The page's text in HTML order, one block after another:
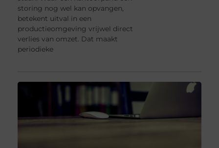
storing nog wel kan opvangen,
betekent uitval in een
productieomgeving vrijwel direct
verlies van omzet. Dat maakt
periodieke